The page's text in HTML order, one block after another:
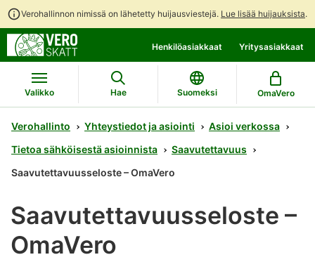
Verohallinnon nimissä on lähetetty huijausviestejä. Lue lisää huijauksista.
suoraan
sisältöön
koko
sivuston
hakuun
Henkilöasiakkaat Yritysasiakkaat
Valikko Hae Suomeksi OmaVero
Verohallinto Yhteystiedot ja asiointi
Asioi verkossa
Tietoa sähköisestä asioinnista
Saavutettavuus
Saavutettavuusseloste – OmaVero
Saavutettavuusseloste –
OmaVero